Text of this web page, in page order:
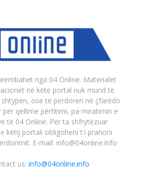
nga 04 Online. Materialet
në këtë portal nuk mund të
ose të përdoren në çfarëdo
qëllime përfitimi, pa miratimin e
të 04 Online. Për ta shfrytëzuar
këtij portali obligoheni t'i pranoni
E-mail: info@04online.info
us: info@04online.info